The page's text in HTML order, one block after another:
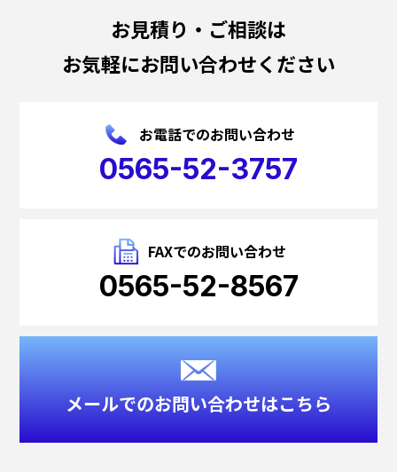
お見積り・ご相談は
お気軽にお問い合わせください
お電話でのお問い合わせ
0565-52-3757
FAXでのお問い合わせ
0565-52-8567
メールでのお問い合わせはこちら